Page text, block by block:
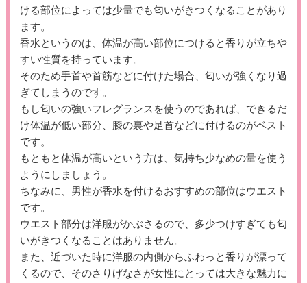
ける部位によっては少量でも匂いがきつくなることがあり
ます。
香水というのは、体温が高い部位につけると香りが立ちや
すい性質を持っています。
そのため手首や首筋などに付けた場合、匂いが強くなり過
ぎてしまうのです。
もし匂いの強いフレグランスを使うのであれば、できるだ
け体温が低い部分、膝の裏や足首などに付けるのがベスト
です。
もともと体温が高いという方は、気持ち少なめの量を使う
ようにしましょう。
ちなみに、男性が香水を付けるおすすめの部位はウエスト
です。
ウエスト部分は洋服がかぶさるので、多少つけすぎても匂
いがきつくなることはありません。
また、近づいた時に洋服の内側からふわっと香りが漂って
くるので、そのさりげなさが女性にとっては大きな魅力に